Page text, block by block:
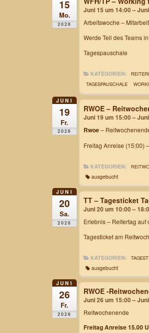
15
Mo.
2026
Juni 15 um 14:00 –
Arbeitswoche –
Werde Teil des Teams
Tagespauschale
KATEGORIEN:
TAGESPAUSCHALE
JUNI
19
Fr.
2026
RWOE –
Juni 19 um 15:00 –
Rwoe–
Freitag Anreise (15:00)
KATEGORIEN:
ausgebucht
JUNI
20
Sa.
2026
TT – Tagesticket
Juni 20 um 10:00 –
Erlebnis – Reitertag auf
Tagesticket am
KATEGORIEN:
ausgebucht
JUNI
26
Fr.
2026
RWOE -
Juni 26 um 15:00 –
Reitwochenende
Freitag Anreise 15.00